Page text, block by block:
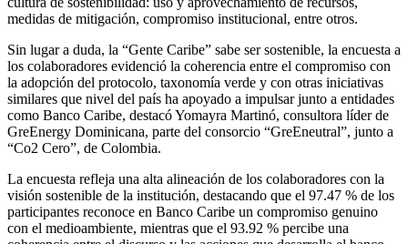
medidas de mitigación, compromiso institucional, entre otros.
Sin lugar a duda, la “Gente Caribe” sabe ser sostenible, la encuesta a
los colaboradores evidenció la coherencia entre el compromiso con
la adopción del protocolo, taxonomía verde y con otras iniciativas
similares que nivel del país ha apoyado a impulsar junto a entidades
como Banco Caribe, destacó Yomayra Martinó, consultora líder de
GreEnergy Dominicana, parte del consorcio “GreEneutral”, junto a
“Co2 Cero”, de Colombia.
La encuesta refleja una alta alineación de los colaboradores con la
visión sostenible de la institución, destacando que el 97.47 % de los
participantes reconoce en Banco Caribe un compromiso genuino
con el medioambiente, mientras que el 93.92 % percibe una